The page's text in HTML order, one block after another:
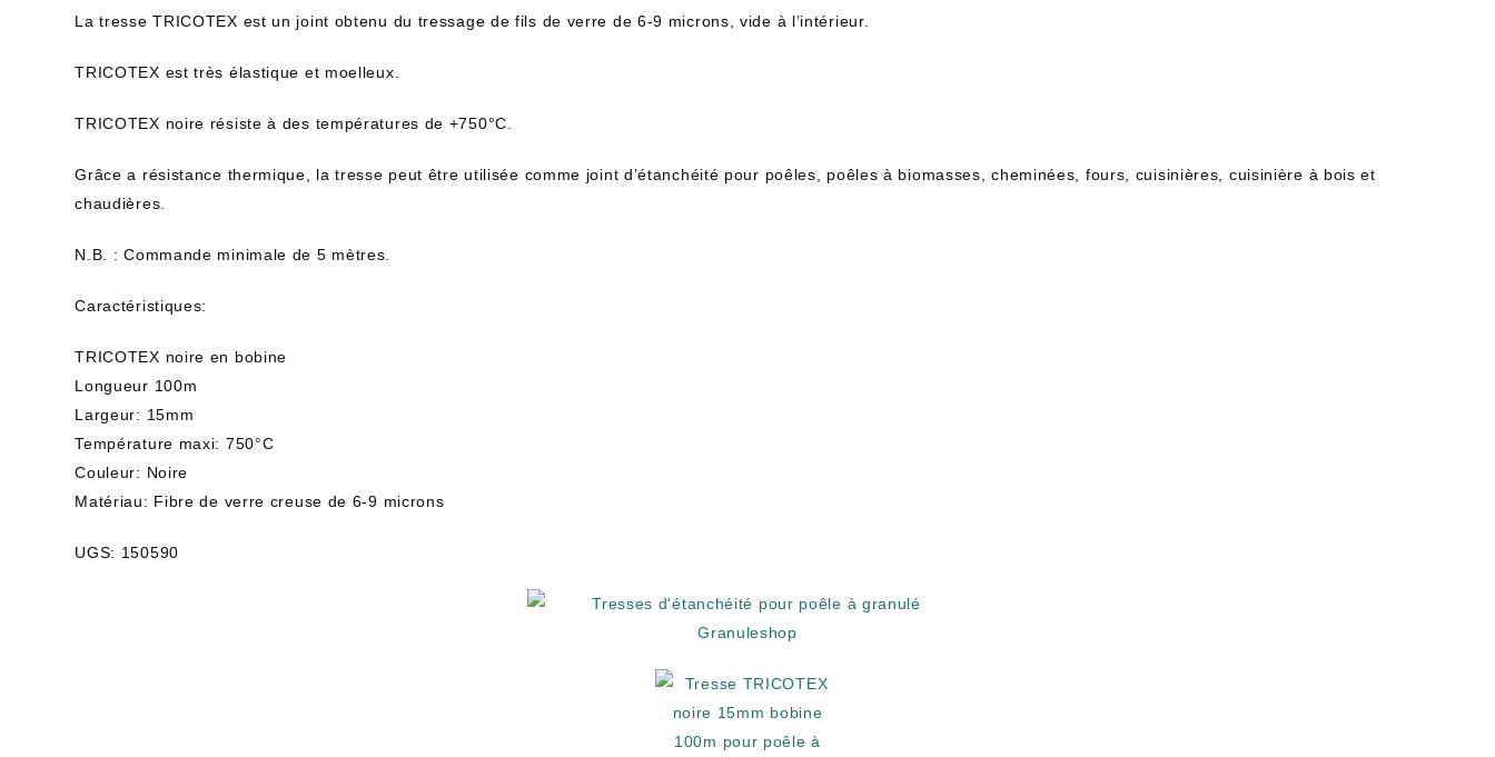
La tresse TRICOTEX est un joint obtenu du tressage de fils de verre de 6-9 microns, vide à l’intérieur.
TRICOTEX est très élastique et moelleux.
TRICOTEX noire résiste à des températures de +750°C.
Grâce a résistance thermique, la tresse peut être utilisée comme joint d’étanchéité pour poêles, poêles à biomasses, cheminées, fours, cuisinières, cuisinière à bois et
chaudières.
N.B. : Commande minimale de 5 mètres.
Caractéristiques:
TRICOTEX noire en bobine
Longueur 100m
Largeur: 15mm
Température maxi: 750°C
Couleur: Noire
Matériau: Fibre de verre creuse de 6-9 microns
UGS: 150590